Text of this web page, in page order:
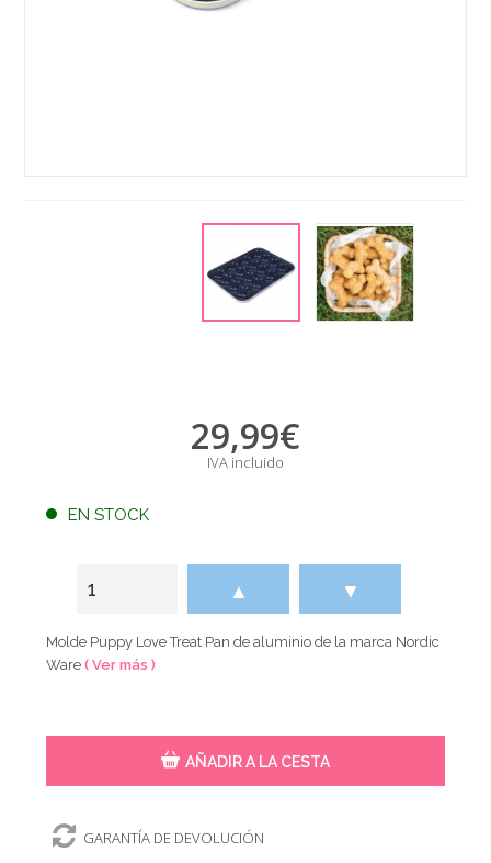
29,99€
IVA incluido
EN STOCK
▲ ▼
Molde Puppy Love Treat Pan de aluminio de la marca Nordic
Ware( Ver más )
AÑADIR A LA CESTA
GARANTÍA DE DEVOLUCIÓN